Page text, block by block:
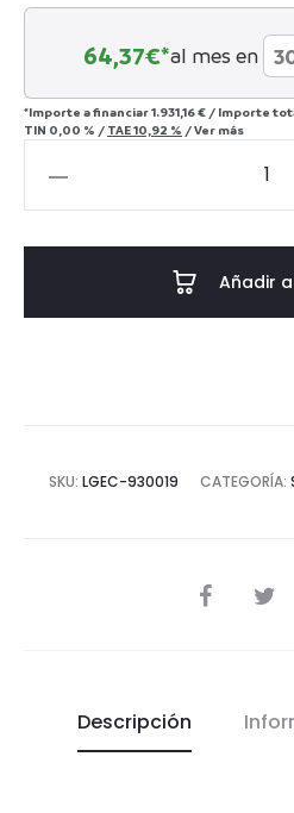
64,37€*al mes en
*Importe a financiar1.931,16 € / Importe
TIN 0,00 % / TAE10,92 % /Ver más
Añadir
SKU: LGEC-930019 CATEGORÍA:
COMPARTIR
Descripción